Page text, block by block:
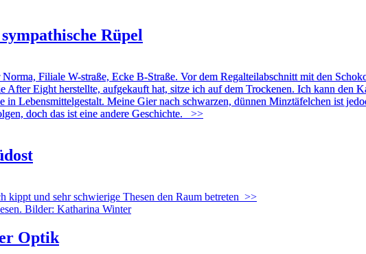
Rüpel
Filiale W-straße, Ecke B-Straße. Vor dem Regalteilabschnitt mit den
After Eight herstellte, aufgekauft hat, sitze ich auf dem Trockenen. Ich kann den
in Lebensmittelgestalt. Meine Gier nach schwarzen, dünnen Minztäfelchen ist
doch das ist eine andere Geschichte.
>>
und sehr schwierige Thesen den Raum betreten >>
Optik